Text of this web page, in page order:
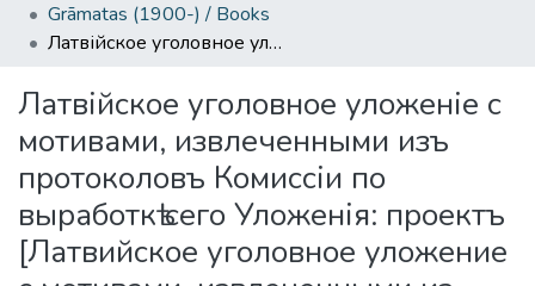
Grāmatas (1900-) / Books
Латвійское уголовное уложеніе с мотивами, извлеченными изъ протоколовъ Комиссіи по выработкѣ сего Уложенія: проектъ [Латвийское уголовное уложение с мотивами, извлеченными из протоколов Комиссии по выработке сего Уложения: проект]
Латвійское уголовное уложеніе с
мотивами, извлеченными изъ
протоколовъ Комиссіи по
выработкѣ сего Уложенія: проектъ
[Латвийское уголовное уложение